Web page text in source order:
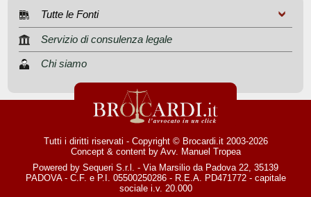
Tutte le Fonti
Servizio di consulenza legale
Chi siamo
Tutti i diritti riservati - Copyright © Brocardi.it 2003-2026
Concept & content by Avv. Manuel Tropea
Powered by Sequeri S.r.l. - Via Marsilio da Padova 22, 35139
PADOVA - C.F. e P.I. 05500250286 - R.E.A. PD471772 - capitale
sociale i.v. 20.000